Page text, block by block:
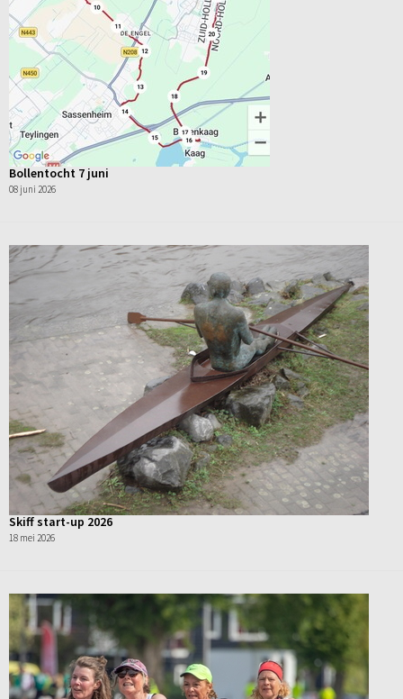
Bollentocht 7 juni
08 juni 2026
Skiff start-up 2026
18 mei 2026